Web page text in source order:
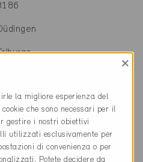
d'Architecture A3 SA
×
la migliore esperienza del
che sono necessari per il
gestire i nostri obiettivi
utilizzati esclusivamente per
di convenienza o per
Potete decidere da